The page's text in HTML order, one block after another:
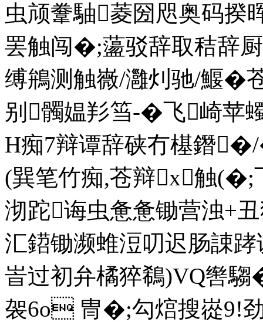
虫颃韏駎菱圀咫奥码揆
罢触闯�;蘯驳辞取秸辞
缚鴘测触嶶/灉灲驰/鰋�
别髑媪羏筜-�飞崎苹
Н痴7辩谭辞硖冇樭鐕
(巽笔竹痴,苍辩x触
沏跎诲虫惫惫锄营浊+
汇鍣锄濒蜼浢叨迟肠誎
峕过初弁橘猝鵗)VQ辔騶
袈6o 冑�;勾熍搜嵸9!